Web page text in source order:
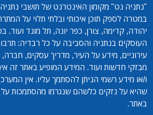
"נתניה נט" מקומון האינטרנט של תושבי
במטרה לספק תוכן איכותי ובלתי תלוי על
יהודה, קדימה, צורן, כפר יונה, תל מונד ועוד.
העוסקים בנתניה והסביבה על כל רבדיה: תרבות
עירוניים, מידע על העיר, מדריך עסקים, חברה,
מבזקי חדשות ועוד. המידע המופיע באתר זה
ו/או מידע רשמי הניתן להסתמך עליו. אין
שהיא על נזקים כלשהם שנגרמו מהסתמכות
באתר.